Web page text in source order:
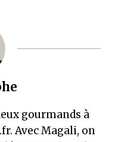
gourmands à
Avec Magali, on